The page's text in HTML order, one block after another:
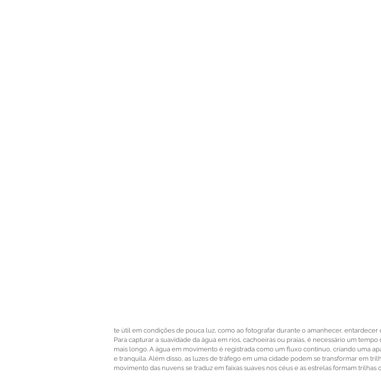
te útil em condições de pouca luz, como ao fotografar durante o amanhecer, entardecer
Para capturar a suavidade da água em rios, cachoeiras ou praias, é necessário um tempo
mais longo. A água em movimento é registrada como um fluxo contínuo, criando uma
e tranquila. Além disso, as luzes de tráfego em uma cidade podem se transformar em
movimento das nuvens se traduz em faixas suaves nos céus e as estrelas formam trilhas